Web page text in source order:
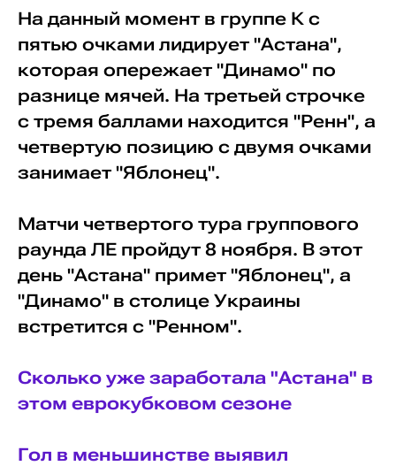
На данный момент в группе К с
пятью очками лидирует "Астана",
которая опережает "Динамо" по
разнице мячей. На третьей строчке
с тремя баллами находится "Ренн", а
четвертую позицию с двумя очками
занимает "Яблонец".
Матчи четвертого тура группового
раунда ЛЕ пройдут 8 ноября. В этот
день "Астана" примет "Яблонец", а
"Динамо" в столице Украины
встретится с "Ренном".
Сколько уже заработала "Астана" в
этом еврокубковом сезоне
Гол в меньшинстве выявил